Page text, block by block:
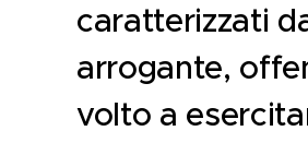
caratterizzati
arrogante,
volto a